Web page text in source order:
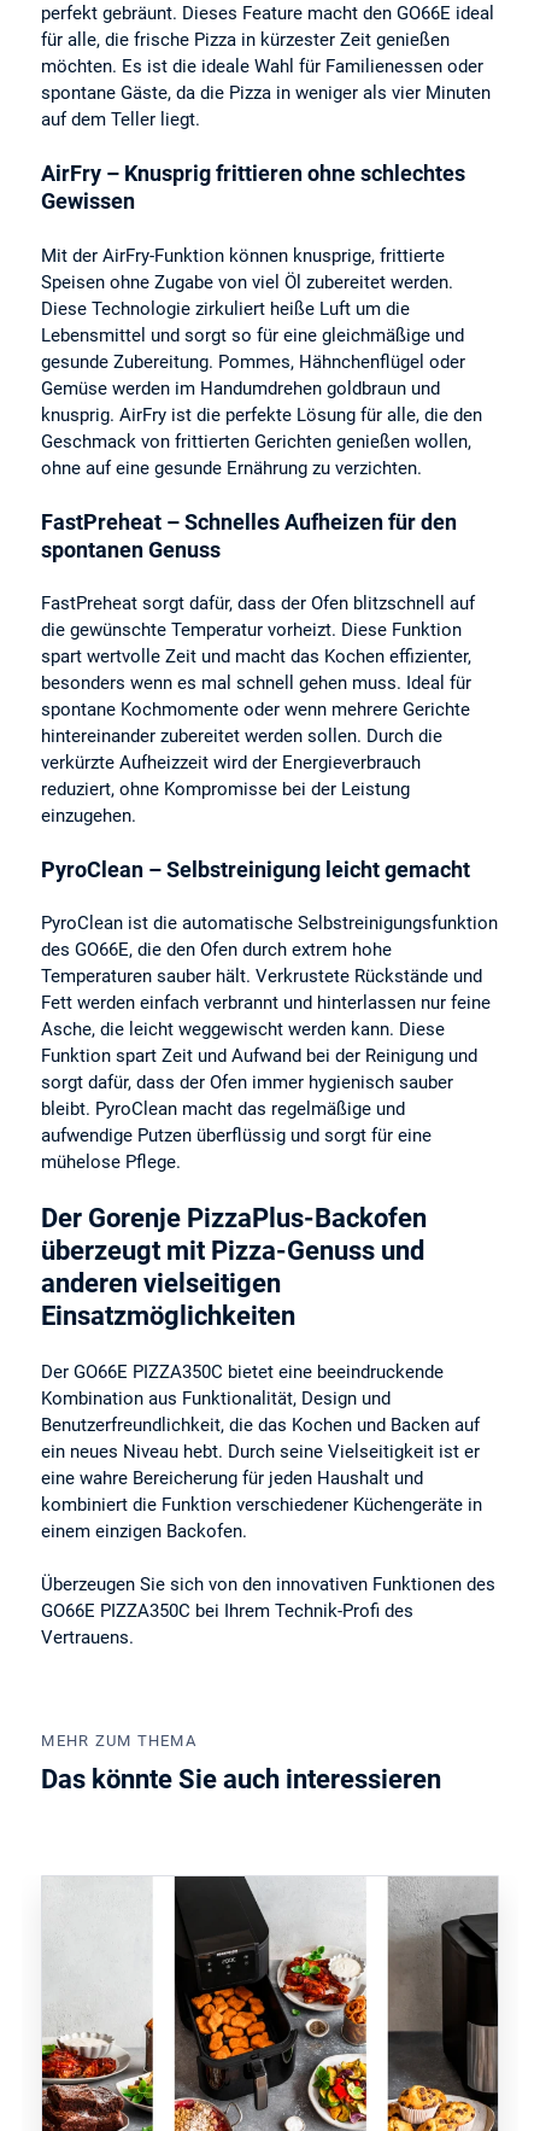
perfekt gebräunt. Dieses Feature macht den GO66E ideal
für alle, die frische Pizza in kürzester Zeit genießen
möchten. Es ist die ideale Wahl für Familienessen oder
spontane Gäste, da die Pizza in weniger als vier Minuten
auf dem Teller liegt.
AirFry – Knusprig frittieren ohne schlechtes
Gewissen
Mit der AirFry-Funktion können knusprige, frittierte
Speisen ohne Zugabe von viel Öl zubereitet werden.
Diese Technologie zirkuliert heiße Luft um die
Lebensmittel und sorgt so für eine gleichmäßige und
gesunde Zubereitung. Pommes, Hähnchenflügel oder
Gemüse werden im Handumdrehen goldbraun und
knusprig. AirFry ist die perfekte Lösung für alle, die den
Geschmack von frittierten Gerichten genießen wollen,
ohne auf eine gesunde Ernährung zu verzichten.
FastPreheat – Schnelles Aufheizen für den
spontanen Genuss
FastPreheat sorgt dafür, dass der Ofen blitzschnell auf
die gewünschte Temperatur vorheizt. Diese Funktion
spart wertvolle Zeit und macht das Kochen effizienter,
besonders wenn es mal schnell gehen muss. Ideal für
spontane Kochmomente oder wenn mehrere Gerichte
hintereinander zubereitet werden sollen. Durch die
verkürzte Aufheizzeit wird der Energieverbrauch
reduziert, ohne Kompromisse bei der Leistung
einzugehen.
PyroClean – Selbstreinigung leicht gemacht
PyroClean ist die automatische Selbstreinigungsfunktion
des GO66E, die den Ofen durch extrem hohe
Temperaturen sauber hält. Verkrustete Rückstände und
Fett werden einfach verbrannt und hinterlassen nur feine
Asche, die leicht weggewischt werden kann. Diese
Funktion spart Zeit und Aufwand bei der Reinigung und
sorgt dafür, dass der Ofen immer hygienisch sauber
bleibt. PyroClean macht das regelmäßige und
aufwendige Putzen überflüssig und sorgt für eine
mühelose Pflege.
Der Gorenje PizzaPlus-Backofen
überzeugt mit Pizza-Genuss und
anderen vielseitigen
Einsatzmöglichkeiten
Der GO66E PIZZA350C bietet eine beeindruckende
Kombination aus Funktionalität, Design und
Benutzerfreundlichkeit, die das Kochen und Backen auf
ein neues Niveau hebt. Durch seine Vielseitigkeit ist er
eine wahre Bereicherung für jeden Haushalt und
kombiniert die Funktion verschiedener Küchengeräte in
einem einzigen Backofen.
Überzeugen Sie sich von den innovativen Funktionen des
GO66E PIZZA350C bei Ihrem Technik-Profi des
Vertrauens.
MEHR ZUM THEMA
Das könnte Sie auch interessieren